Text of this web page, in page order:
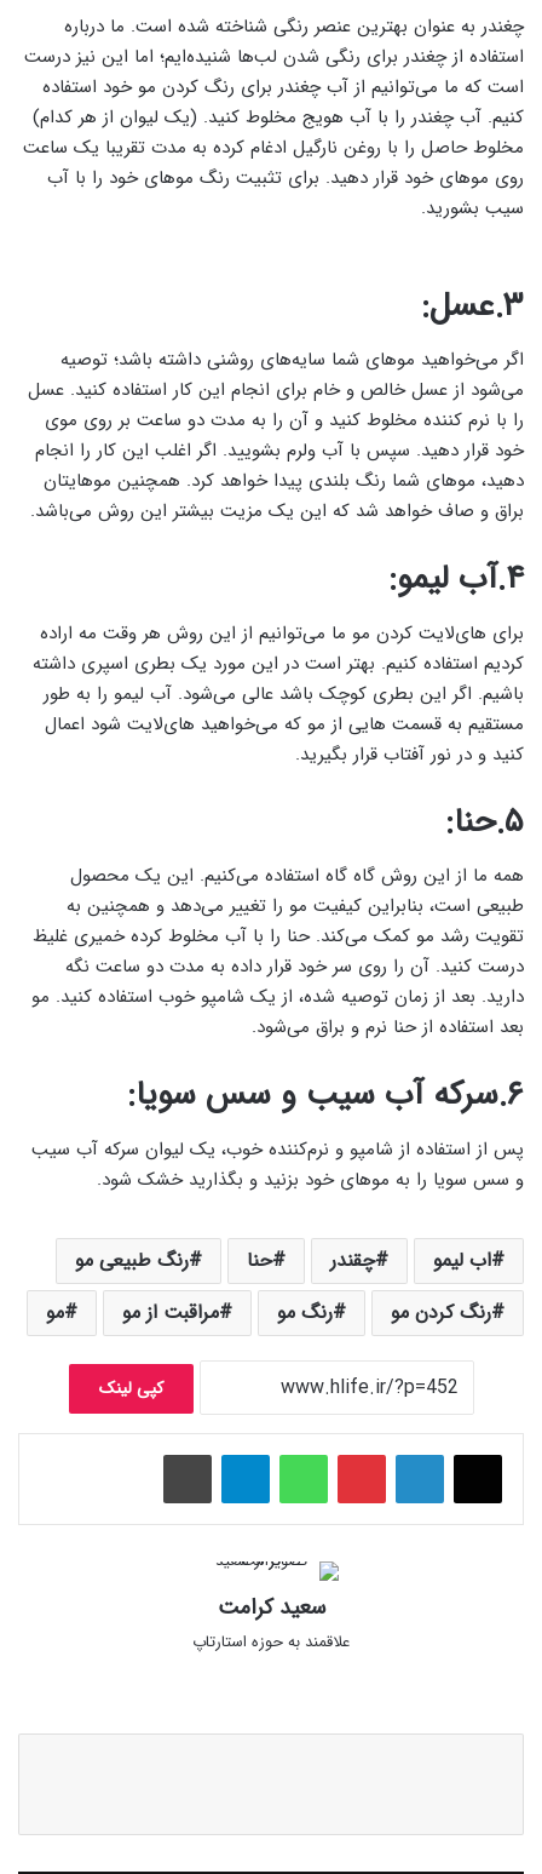
چغندر به عنوان بهترین عنصر رنگی شناخته شده است. ما درباره
استفاده از چغندر برای رنگی شدن لب‌ها شنیده‌ایم؛ اما این نیز درست
است که ما می‌توانیم از آب چغندر برای رنگ کردن مو خود استفاده
کنیم. آب چغندر را با آب هویج مخلوط کنید. (یک لیوان از هر کدام)
مخلوط حاصل را با روغن نارگیل ادغام کرده به مدت تقریبا یک ساعت
روی موهای خود قرار دهید. برای تثبیت رنگ موهای خود را با آب
سیب بشورید.
۳.عسل:
اگر می‌خواهید موهای شما سایه‌های روشنی داشته باشد؛ توصیه
می‌شود از عسل خالص و خام برای انجام این کار استفاده کنید. عسل
را با نرم کننده مخلوط کنید و آن را به مدت دو ساعت بر روی موی
خود قرار دهید. سپس با آب ولرم بشویید. اگر اغلب این کار را انجام
دهید، موهای شما رنگ‌ بلندی پیدا خواهد کرد. همچنین موهایتان
براق و صاف خواهد شد که این یک مزیت بیشتر این روش می‌باشد.
۴.آب لیمو:
برای های‌لایت کردن مو ما می‌توانیم از این روش هر وقت مه اراده
کردیم استفاده کنیم. بهتر است در این مورد یک بطری اسپری داشته
باشیم. اگر این بطری کوچک باشد عالی می‌شود. آب لیمو را به طور
مستقیم به قسمت هایی از مو که می‌خواهید های‌لایت شود اعمال
کنید و در نور آفتاب قرار بگیرید.
۵.حنا:
همه ما از این روش گاه گاه استفاده می‌کنیم. این یک محصول
طبیعی است، بنابراین کیفیت مو را تغییر می‌دهد و همچنین به
تقویت رشد مو کمک می‌کند. حنا را با آب مخلوط کرده خمیری غلیظ
درست کنید. آن را روی سر خود قرار داده به مدت دو ساعت نگه
دارید. بعد از زمان توصیه شده، از یک شامپو خوب استفاده کنید. مو
بعد استفاده از حنا نرم و براق می‌شود.
۶.سرکه آب سیب و سس سویا:
پس از استفاده از شامپو و نرم‌کننده خوب، یک لیوان سرکه آب سیب
و سس سویا را به موهای خود بزنید و بگذارید خشک شود.
اب لیمو چقندر حنا
رنگ طبیعی مو
رنگ کردن مو
رنگ مو مراقبت از مو مو
کپی لینک
پینتریست واتس آپ
سعید کرامت
علاقمند به حوزه استارتاپ
ت
ن